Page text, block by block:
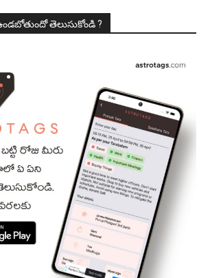
తెలుసుకోండి ?